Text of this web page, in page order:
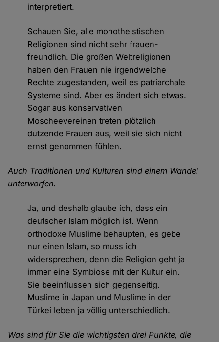
interpretiert.
Schauen Sie, alle monotheistischen
Religionen sind nicht sehr frauen-
freundlich. Die großen Weltreligionen
haben den Frauen nie irgendwelche
Rechte zugestanden, weil es patriarchale
Systeme sind. Aber es ändert sich etwas.
Sogar aus konservativen
Moscheevereinen treten plötzlich
dutzende Frauen aus, weil sie sich nicht
ernst genommen fühlen.
Auch Traditionen und Kulturen sind einem Wandel
unterworfen.
Ja, und deshalb glaube ich, dass ein
deutscher Islam möglich ist. Wenn
orthodoxe Muslime behaupten, es gebe
nur einen Islam, so muss ich
widersprechen, denn die Religion geht ja
immer eine Symbiose mit der Kultur ein.
Sie beeinflussen sich gegenseitig.
Muslime in Japan und Muslime in der
Türkei leben ja völlig unterschiedlich.
Was sind für Sie die wichtigsten drei Punkte, die